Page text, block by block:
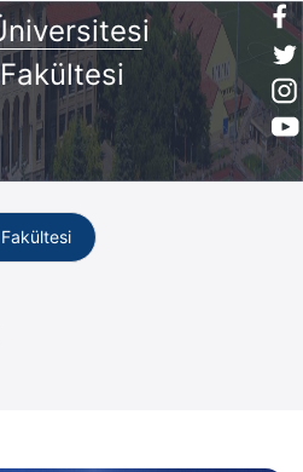
i
Yüksek Okulları